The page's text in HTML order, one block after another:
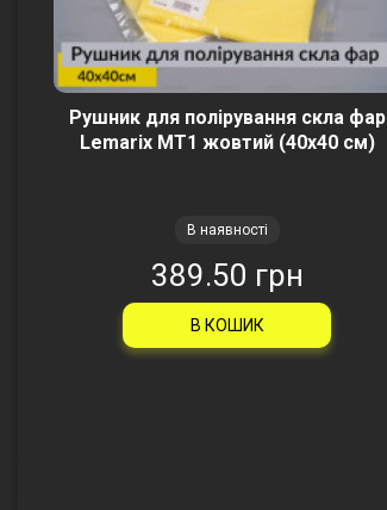
Рушник для полірування скла фар
Lemarix MT1 жовтий (40х40 см)
В наявності
389.50 грн
В КОШИК